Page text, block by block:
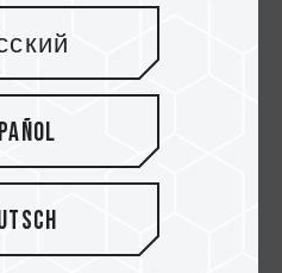
Familie hält sich
konsequente